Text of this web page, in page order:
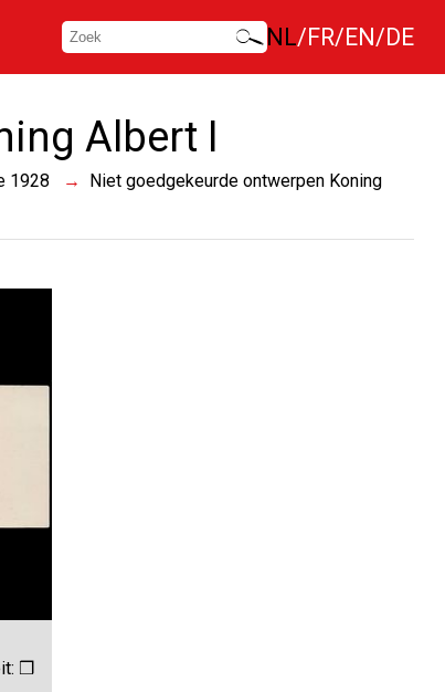
NL FR EN DE
Albert I
1928
Niet goedgekeurde ontwerpen Koning
❒